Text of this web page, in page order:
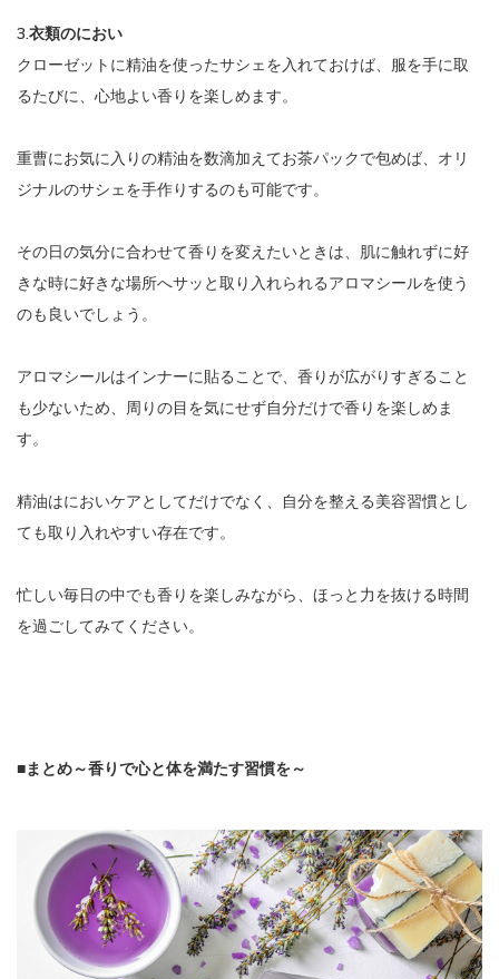
3.衣類のにおい
クローゼットに精油を使ったサシェを入れておけば、服を手に取
るたびに、心地よい香りを楽しめます。
重曹にお気に入りの精油を数滴加えてお茶パックで包めば、オリ
ジナルのサシェを手作りするのも可能です。
その日の気分に合わせて香りを変えたいときは、肌に触れずに好
きな時に好きな場所へサッと取り入れられるアロマシールを使う
のも良いでしょう。
アロマシールはインナーに貼ることで、香りが広がりすぎること
も少ないため、周りの目を気にせず自分だけで香りを楽しめま
す。
精油はにおいケアとしてだけでなく、自分を整える美容習慣とし
ても取り入れやすい存在です。
忙しい毎日の中でも香りを楽しみながら、ほっと力を抜ける時間
を過ごしてみてください。
■まとめ～香りで心と体を満たす習慣を～